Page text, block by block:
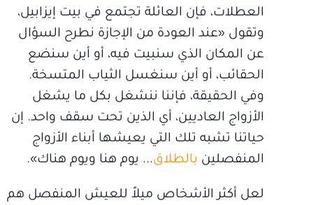
العطلات، فإن العائلة تجتمع في بيت إيزابيل،
وتقول «عند العودة من الإجازة نطرح السؤال
عن المكان الذي سنبيت فيه، أو أين سنضع
الحقائب، أو أين سنغسل الثياب المتسخة.
وفي الحقيقة، فإننا ننشغل بكل ما يشغل
الأزواج العاديين، أي الذين تحت سقف واحد. إن
حياتنا تشبه تلك التي يعيشها أبناء الأزواج
المنفصلين بالطلاق... يوم هنا ويوم هناك».
لعل أكثر الأشخاص ميلاً للعيش المنفصل هم